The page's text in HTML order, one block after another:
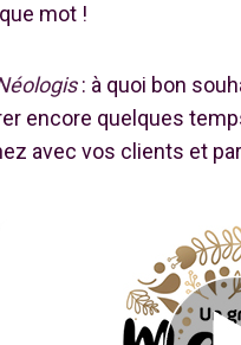
mot !
: à quoi bon
encore quelques
avec vos clients et